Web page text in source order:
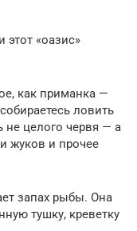
«оазис»
как приманка —
ловить
целого червя — а
жуков и прочее
запах рыбы. Она
тушку, креветку